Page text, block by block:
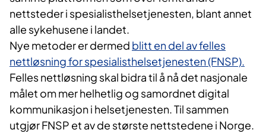
nettsteder i spesialisthelsetjenesten, blant annet
alle sykehusene i landet.
Nye metoder er dermed blitt en del av felles
nettløsning for spesialisthelsetjenesten (FNSP).
Felles nettløsning skal bidra til å nå det nasjonale
målet om mer helhetlig og samordnet digital
kommunikasjon i helsetjenesten. Til sammen
utgjør FNSP et av de største nettstedene i Norge.